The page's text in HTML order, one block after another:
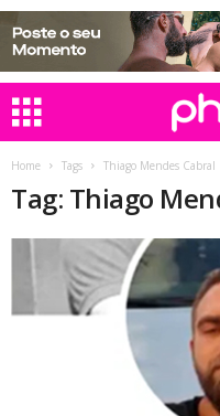
Home Tags Thiago Mendes Cabral
Tag: Thiago